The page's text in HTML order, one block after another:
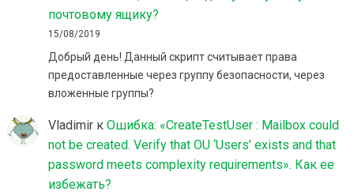
почтовому ящику?
15/08/2019
Добрый день! Данный скрипт считывает права
предоставленные через группу безопасности, через
вложенные группы?
Vladimirк Ошибка: «CreateTestUser : Mailbox could
not be created. Verify that OU ‘Users’ exists and that
password meets complexity requirements». Как ее
избежать?